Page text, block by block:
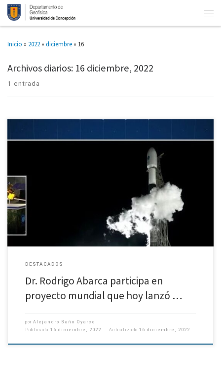
Inicio » 2022 » diciembre » 16
Archivos diarios: 16 diciembre, 2022
1 entrada
“Es el Hubble de las Ciencias de la Tierra”, dijo. Hoy a las 8:45 AM fue
lanzado el satélite Surface Water and Ocean Topography (SWOT) desde
Estados Unidos, en lo […]
DESTACADOS
Dr. Rodrigo Abarca participa en
proyecto mundial que hoy lanzó …
por Alejandro Baño Oyarce
Publicada 16 diciembre, 2022 Actualizado 16 diciembre, 2022